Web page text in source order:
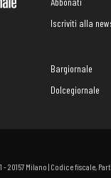
Iscriviti alla
Bargiornale
Dolcegiornale
Milano | Codice fiscale,